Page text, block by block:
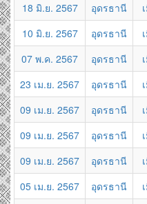
18 มิ.ย. 2567
อุดรธานี
10 มิ.ย. 2567
อุดรธานี
07 พ.ค. 2567
อุดรธานี
23 เม.ย. 2567
อุดรธานี
09 เม.ย. 2567
อุดรธานี
09 เม.ย. 2567
อุดรธานี
09 เม.ย. 2567
อุดรธานี
05 เม.ย. 2567
อุดรธานี